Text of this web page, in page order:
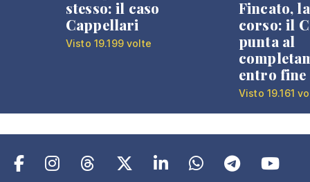
stesso: il caso
Cappellari
Visto 19.199 volte
Fincato,
corso: il
punta al
entro fine
Visto 19.161